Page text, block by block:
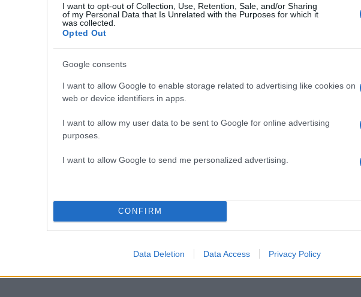
I want to opt-out of Collection, Use, Retention, Sale, and/or Sharing
of my Personal Data that Is Unrelated with the Purposes for which it
was collected.
Opted Out
Google consents
I want to allow Google to enable storage related to advertising like cookies on
web or device identifiers in apps.
I want to allow my user data to be sent to Google for online advertising
purposes.
I want to allow Google to send me personalized advertising.
CONFIRM
Data Deletion Data Access Privacy Policy
(42΄ Λεάο, 45΄ Πάβλοβιτς, 74΄ Ερναντέζ, 81΄ Ράιντερς)
Βενέτσια-Μόντσα 1-0
ΔΙΑΦΗΜΙΣΗ